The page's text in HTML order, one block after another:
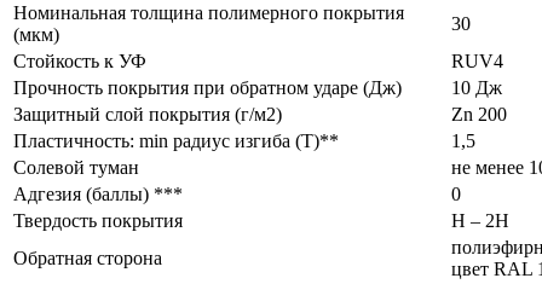
Номинальная толщина полимерного покрытия
(мкм)
30
Стойкость к УФ
RUV4
Прочность покрытия при обратном ударе (Дж)
10 Дж
Защитный слой покрытия (г/м2)
Zn 200
Пластичность: min радиус изгиба (Т)**
1,5
Солевой туман
не менее
Адгезия (баллы) ***
0
Твердость покрытия
Н – 2Н
Обратная сторона
цвет RAL